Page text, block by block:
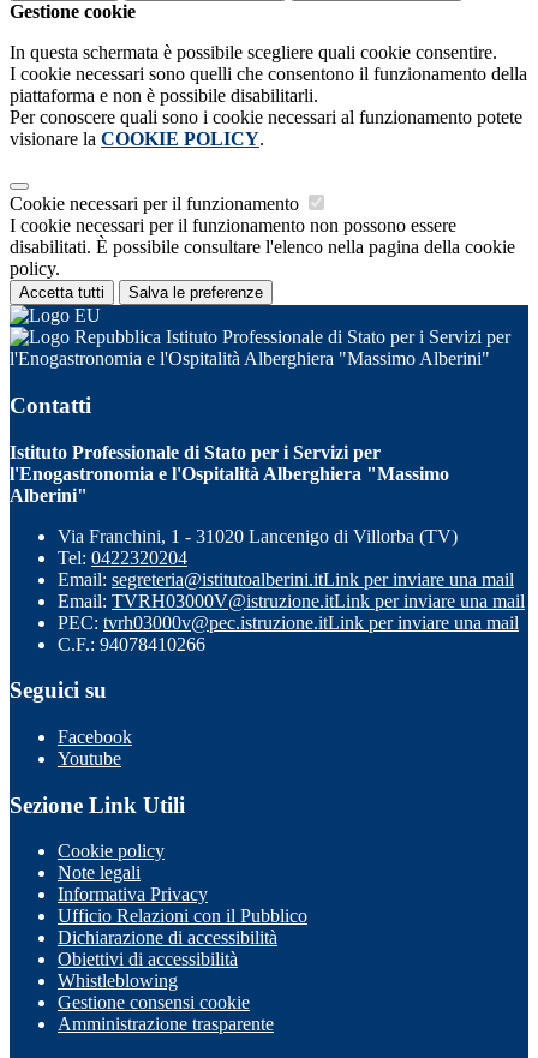
Gestione cookie
In questa schermata è possibile scegliere quali cookie consentire.
I cookie necessari sono quelli che consentono il funzionamento della
piattaforma e non è possibile disabilitarli.
Per conoscere quali sono i cookie necessari al funzionamento potete
visionare la COOKIE POLICY.
Cookie necessari per il funzionamento
I cookie necessari per il funzionamento non possono essere
disabilitati. È possibile consultare l'elenco nella pagina della cookie
policy.
Accetta tutti Salva le preferenze
Istituto Professionale di Stato per i Servizi per
l'Enogastronomia e l'Ospitalità Alberghiera "Massimo Alberini"
Contatti
Istituto Professionale di Stato per i Servizi per
l'Enogastronomia e l'Ospitalità Alberghiera "Massimo
Alberini"
Via Franchini, 1 - 31020 Lancenigo di Villorba (TV)
Tel: 0422320204
Email: segreteria@istitutoalberini.itLink per inviare una mail
Email: TVRH03000V@istruzione.itLink per inviare una mail
PEC: tvrh03000v@pec.istruzione.itLink per inviare una mail
C.F.: 94078410266
Seguici su
Facebook
Youtube
Sezione Link Utili
Cookie policy
Note legali
Informativa Privacy
Ufficio Relazioni con il Pubblico
Dichiarazione di accessibilità
Obiettivi di accessibilità
Whistleblowing
Gestione consensi cookie
Amministrazione trasparente